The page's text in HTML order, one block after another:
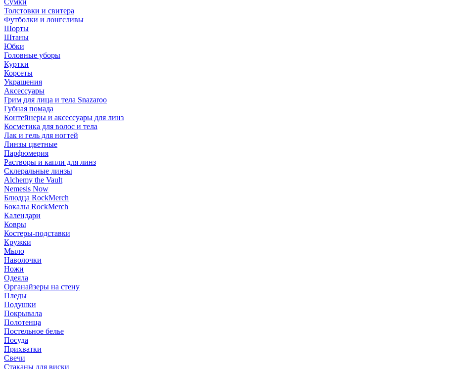
Сумки
Толстовки и свитера
Футболки и лонгсливы
Шорты
Штаны
Юбки
Головные уборы
Куртки
Корсеты
Украшения
Аксессуары
Грим для лица и тела Snazaroo
Губная помада
Контейнеры и аксессуары для линз
Косметика для волос и тела
Лак и гель для ногтей
Линзы цветные
Парфюмерия
Растворы и капли для линз
Склеральные линзы
Alchemy the Vault
Nemesis Now
Блюдца RockMerch
Бокалы RockMerch
Календари
Ковры
Костеры-подставки
Кружки
Мыло
Наволочки
Ножи
Одеяла
Органайзеры на стену
Пледы
Подушки
Покрывала
Полотенца
Постельное белье
Посуда
Прихватки
Свечи
Стаканы для виски